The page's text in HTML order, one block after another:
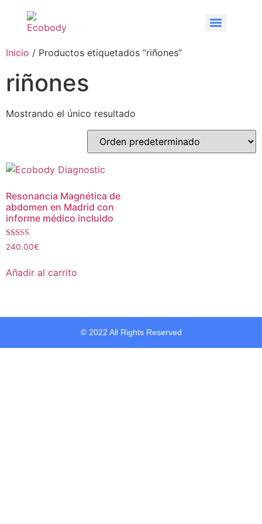
Inicio / Productos etiquetados “riñones”
riñones
Mostrando el único resultado
Resonancia Magnética de
abdomen en Madrid con
informe médico incluido
Valorado con
5.00
240.00€
Añadir al carrito
© 2022 All Rights Reserved